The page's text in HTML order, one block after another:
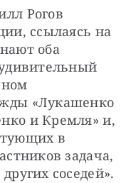
Рогов
ссылаясь на
оба
«Лукашенко
и Кремля» и,
в
задача,
соседей».